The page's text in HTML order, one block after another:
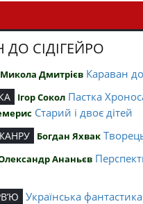
ДО СІДІГЕЙРО
Микола Дмитрієв Караван
Ігор Сокол Пастка
Старий і двоє дітей
Богдан Яхвак
Ананьєв
Українська